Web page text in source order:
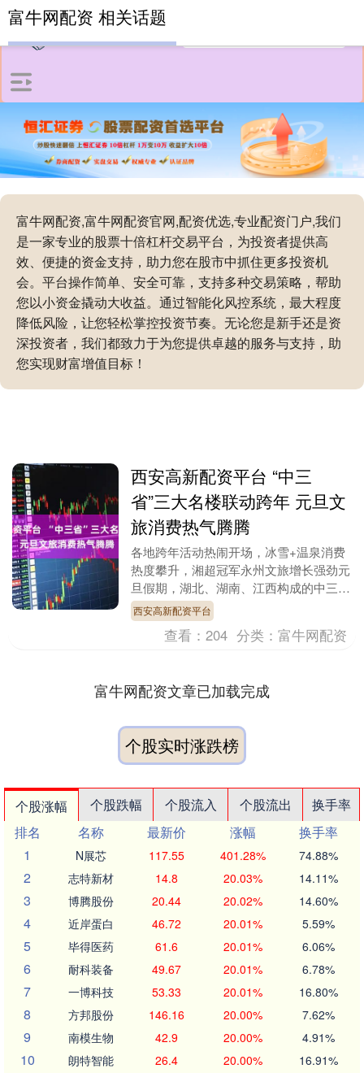
富牛网配资,富牛网配资官网,配资优选,专业配资门户,我们
是一家专业的股票十倍杠杆交易平台，为投资者提供高
效、便捷的资金支持，助力您在股市中抓住更多投资机
会。平台操作简单、安全可靠，支持多种交易策略，帮助
您以小资金撬动大收益。通过智能化风控系统，最大程度
降低风险，让您轻松掌控投资节奏。无论您是新手还是资
深投资者，我们都致力于为您提供卓越的服务与支持，助
您实现财富增值目标！
富牛网配资 相关话题
西安高新配资平台 “中三
省”三大名楼联动跨年 元旦文
旅消费热气腾腾
各地跨年活动热闹开场，冰雪+温泉消费
热度攀升，湘超冠军永州文旅增长强劲元
旦假期，湖北、湖南、江西构成的中三省
文旅市场热气腾腾。 第一财经记者从三
省文旅部门获悉，....
西安高新配资平台
查看：204 分类：富牛网配资
富牛网配资文章已加载完成
个股实时涨跌榜
个股涨幅 个股跌幅 个股流入 个股流出
换手率
排名
名称 最新价 涨幅
换手率
1
N展芯 117.55 401.28% 74.88%
2 志特新材 14.8 20.03% 14.11%
3 博腾股份 20.44 20.02% 14.60%
4 近岸蛋白 46.72 20.01% 5.59%
5 毕得医药 61.6 20.01% 6.06%
6 耐科装备 49.67 20.01% 6.78%
7 一博科技 53.33 20.01% 16.80%
8 方邦股份 146.16 20.00% 7.62%
9 南模生物 42.9 20.00% 4.91%
10 朗特智能 26.4 20.00% 16.91%